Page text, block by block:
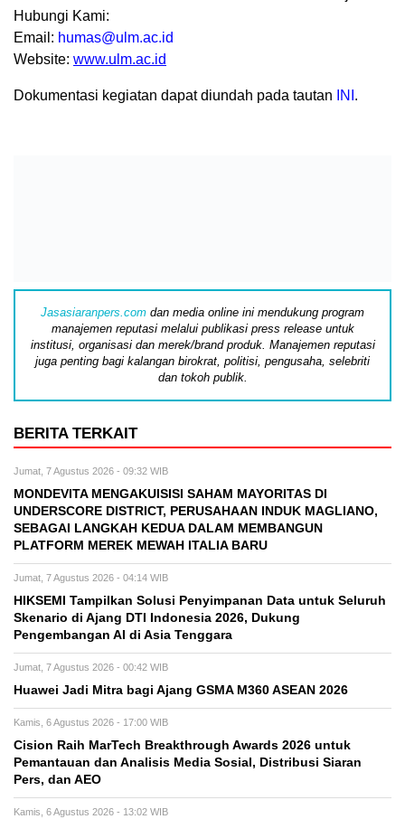
Hubungi Kami:
Email: humas@ulm.ac.id
Website: www.ulm.ac.id
Dokumentasi kegiatan dapat diundah pada tautan INI .
Jasasiaranpers.com dan media online ini mendukung program
manajemen reputasi melalui publikasi press release untuk
institusi, organisasi dan merek/brand produk. Manajemen reputasi
juga penting bagi kalangan birokrat, politisi, pengusaha, selebriti
dan tokoh publik.
BERITA TERKAIT
Jumat, 7 Agustus 2026 - 09:32 WIB
MONDEVITA MENGAKUISISI SAHAM MAYORITAS DI
UNDERSCORE DISTRICT, PERUSAHAAN INDUK MAGLIANO,
SEBAGAI LANGKAH KEDUA DALAM MEMBANGUN
PLATFORM MEREK MEWAH ITALIA BARU
Jumat, 7 Agustus 2026 - 04:14 WIB
HIKSEMI Tampilkan Solusi Penyimpanan Data untuk Seluruh
Skenario di Ajang DTI Indonesia 2026, Dukung
Pengembangan AI di Asia Tenggara
Jumat, 7 Agustus 2026 - 00:42 WIB
Huawei Jadi Mitra bagi Ajang GSMA M360 ASEAN 2026
Kamis, 6 Agustus 2026 - 17:00 WIB
Cision Raih MarTech Breakthrough Awards 2026 untuk
Pemantauan dan Analisis Media Sosial, Distribusi Siaran
Pers, dan AEO
Kamis, 6 Agustus 2026 - 13:02 WIB